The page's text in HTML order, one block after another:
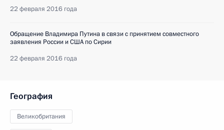
22 февраля 2016 года
Обращение Владимира Путина в связи с принятием совместного
заявления России и США по Сирии
22 февраля 2016 года
География
Великобритания